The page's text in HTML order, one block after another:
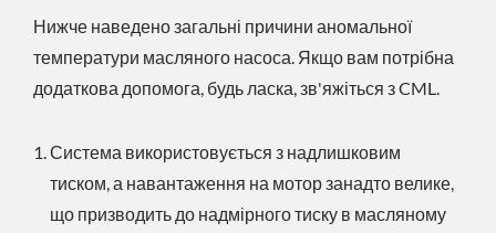
Нижче наведено загальні причини аномальної
температури масляного насоса. Якщо вам потрібна
додаткова допомога, будь ласка, зв'яжіться з CML.
Система використовується з надлишковим
тиском, а навантаження на мотор занадто велике,
що призводить до надмірного тиску в масляному